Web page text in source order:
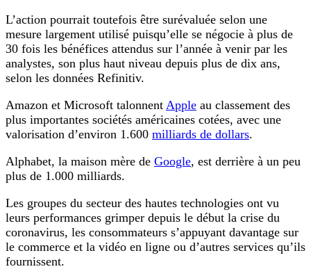
L’action pourrait toutefois être surévaluée selon une
mesure largement utilisé puisqu’elle se négocie à plus de
30 fois les bénéfices attendus sur l’année à venir par les
analystes, son plus haut niveau depuis plus de dix ans,
selon les données Refinitiv.
Amazon et Microsoft talonnent Apple au classement des
plus importantes sociétés américaines cotées, avec une
valorisation d’environ 1.600 milliards de dollars.
Alphabet, la maison mère de Google, est derrière à un peu
plus de 1.000 milliards.
Les groupes du secteur des hautes technologies ont vu
leurs performances grimper depuis le début la crise du
coronavirus, les consommateurs s’appuyant davantage sur
le commerce et la vidéo en ligne ou d’autres services qu’ils
fournissent.